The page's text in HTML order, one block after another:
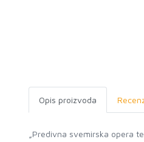
Opis proizvoda
„Predivna svemirska opera